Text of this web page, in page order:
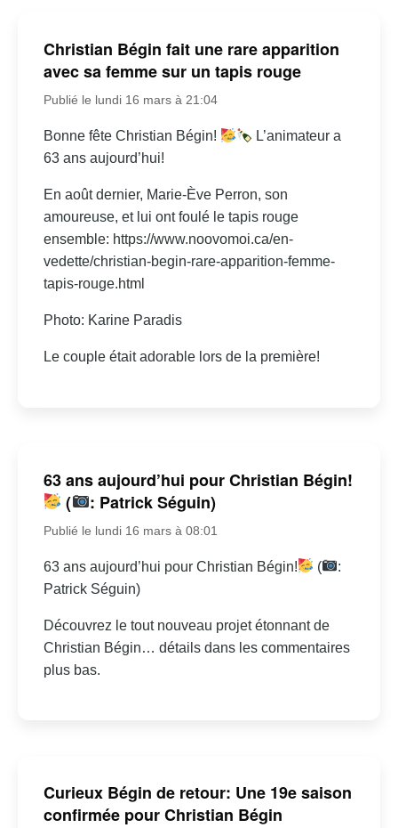
Christian Bégin fait une rare apparition
avec sa femme sur un tapis rouge
Publié le lundi 16 mars à 21:04
Bonne fête Christian Bégin!
L’animateur a
63 ans aujourd’hui!
En août dernier, Marie-Ève Perron, son
amoureuse, et lui ont foulé le tapis rouge
ensemble: https://www.noovomoi.ca/en-
vedette/christian-begin-rare-apparition-femme-
tapis-rouge.html
Photo: Karine Paradis
Le couple était adorable lors de la première!
63 ans aujourd’hui pour Christian Bégin!
(
: Patrick Séguin)
Publié le lundi 16 mars à 08:01
63 ans aujourd’hui pour Christian Bégin! (
:
Patrick Séguin)
Découvrez le tout nouveau projet étonnant de
Christian Bégin… détails dans les commentaires
plus bas.
Curieux Bégin de retour: Une 19e saison
confirmée pour Christian Bégin